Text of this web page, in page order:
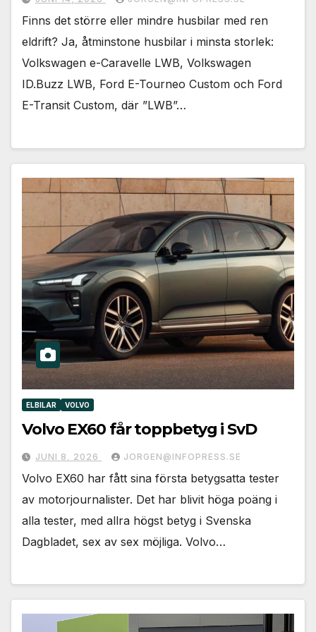
Finns det större eller mindre husbilar med ren
eldrift? Ja, åtminstone husbilar i minsta storlek:
Volkswagen e-Caravelle LWB, Volkswagen
ID.Buzz LWB, Ford E-Tourneo Custom och Ford
E-Transit Custom, där ”LWB”…
ELBILAR VOLVO
Volvo EX60 får toppbetyg i SvD
JUNI 8, 2026 JORGEN@INFOPRESS.SE
Volvo EX60 har fått sina första betygsatta tester
av motorjournalister. Det har blivit höga poäng i
alla tester, med allra högst betyg i Svenska
Dagbladet, sex av sex möjliga. Volvo…
används.
Genom att dela
med dig av dina
beteende när du
anpassat innehåll
och erbjudanden.